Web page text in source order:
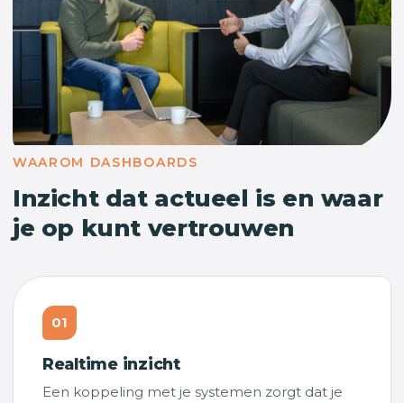
WAAROM DASHBOARDS
Inzicht dat actueel is en waar
je op kunt vertrouwen
01
Realtime inzicht
Een koppeling met je systemen zorgt dat je